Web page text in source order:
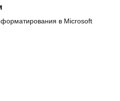
форматирования в Microsoft